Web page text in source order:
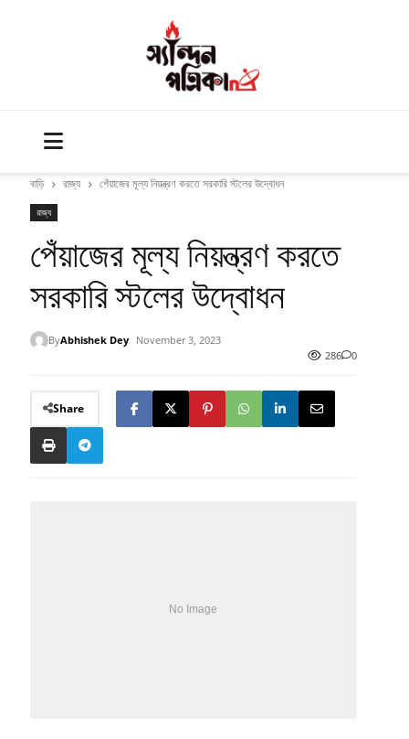
বাড়ি রাজ্য পেঁয়াজের মূল্য নিয়ন্ত্রণ করতে সরকারি স্টলের উদ্বোধন
রাজ্য
পেঁয়াজের মূল্য নিয়ন্ত্রণ করতে
সরকারি স্টলের উদ্বোধন
ByAbhishek Dey
November 3, 2023
286
0
Share